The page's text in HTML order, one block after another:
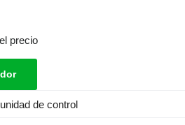
precio
unidad de control